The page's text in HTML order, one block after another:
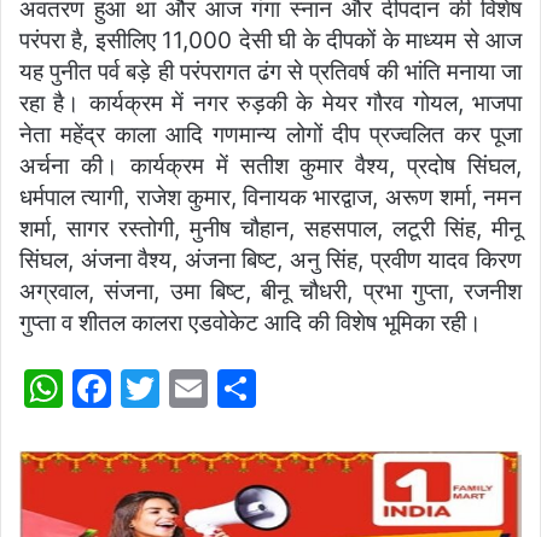
अवतरण हुआ था और आज गंगा स्नान और दीपदान की विशेष
परंपरा है, इसीलिए 11,000 देसी घी के दीपकों के माध्यम से आज
यह पुनीत पर्व बड़े ही परंपरागत ढंग से प्रतिवर्ष की भांति मनाया जा
रहा है। कार्यक्रम में नगर रुड़की के मेयर गौरव गोयल, भाजपा
नेता महेंद्र काला आदि गणमान्य लोगों दीप प्रज्वलित कर पूजा
अर्चना की। कार्यक्रम में सतीश कुमार वैश्य, प्रदोष सिंघल,
धर्मपाल त्यागी, राजेश कुमार, विनायक भारद्वाज, अरूण शर्मा, नमन
शर्मा, सागर रस्तोगी, मुनीष चौहान, सहसपाल, लटूरी सिंह, मीनू
सिंघल, अंजना वैश्य, अंजना बिष्ट, अनु सिंह, प्रवीण यादव किरण
अग्रवाल, संजना, उमा बिष्ट, बीनू चौधरी, प्रभा गुप्ता, रजनीश
गुप्ता व शीतल कालरा एडवोकेट आदि की विशेष भूमिका रही।
W
at
F
c
e
T
itt
er
E
ai
l
ar
e